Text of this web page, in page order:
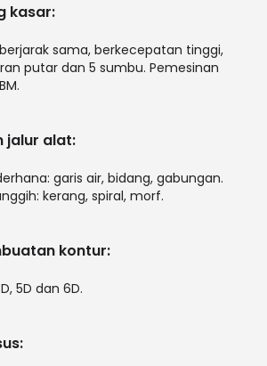
kasar:
sama, berkecepatan tinggi,
putar dan 5 sumbu. Pemesinan
jalur alat:
garis air, bidang, gabungan.
kerang, spiral, morf.
kontur:
5D dan 6D.